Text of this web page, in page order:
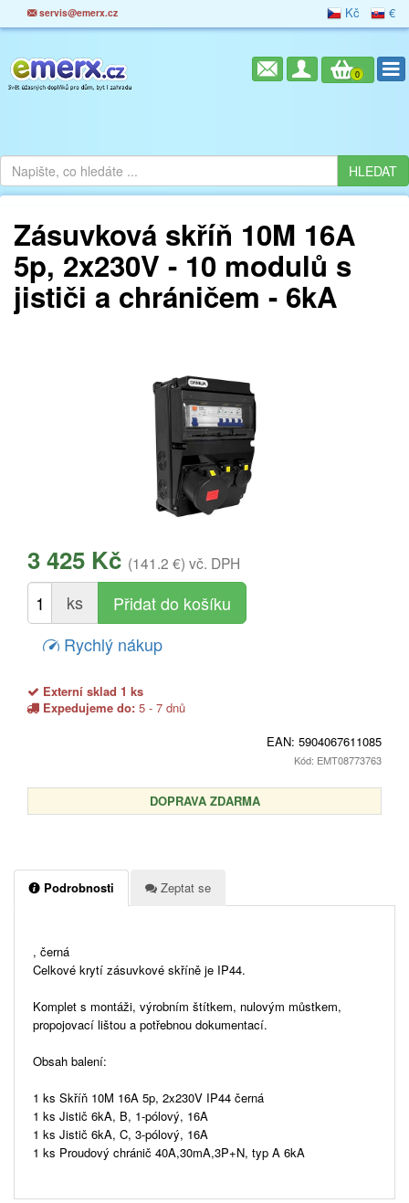
servis@emerx.cz Kč €
0
Zásuvková skříň 10M 16A
5p, 2x230V - 10 modulů s
jističi a chráničem - 6kA
3 425 Kč (141.2 €) vč. DPH
ks
Rychlý nákup
Externí sklad 1 ks
Expedujeme do: 5 - 7 dnů
EAN: 5904067611085
Kód: EMT08773763
DOPRAVA ZDARMA
Podrobnosti Zeptat se
, černá
Celkové krytí zásuvkové skříně je IP44.
Komplet s montáži, výrobním štítkem, nulovým můstkem,
propojovací lištou a potřebnou dokumentací.
Obsah balení:
1 ks Skříň 10M 16A 5p, 2x230V IP44 černá
1 ks Jistič 6kA, B, 1-pólový, 16A
1 ks Jistič 6kA, C, 3-pólový, 16A
1 ks Proudový chránič 40A,30mA,3P+N, typ A 6kA